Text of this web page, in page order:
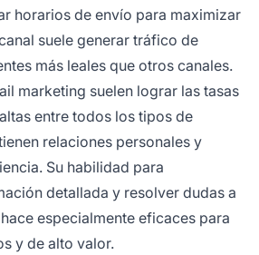
horarios de envío para maximizar
suele generar tráfico de
más leales que otros canales.
marketing suelen lograr las tasas
entre todos los tipos de
relaciones personales y
Su habilidad para
detallada y resolver dudas a
especialmente eficaces para
y de alto valor.